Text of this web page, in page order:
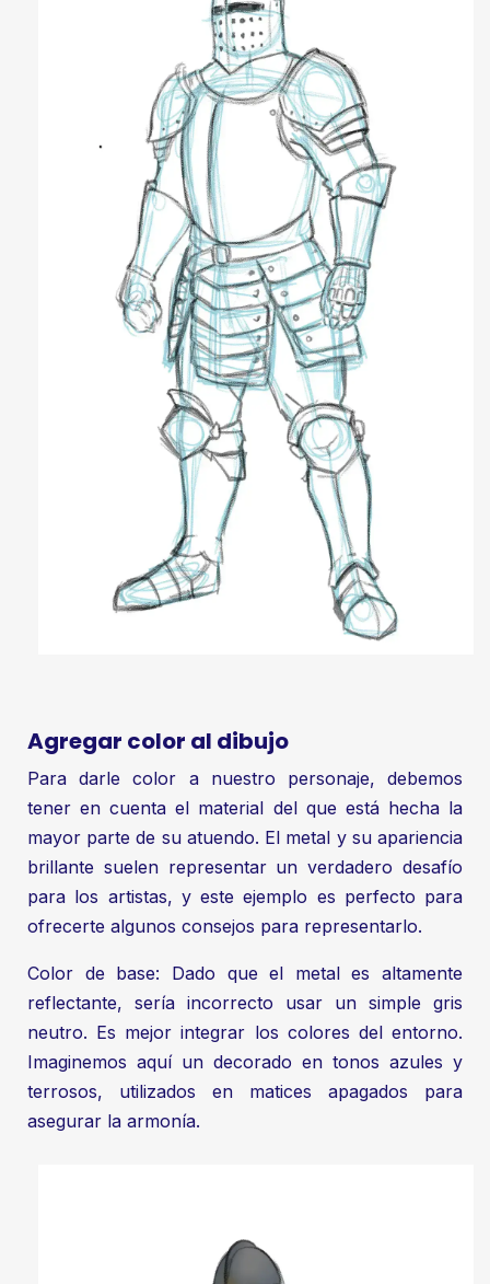
Agregar color al dibujo
Para darle color a nuestro personaje, debemos
tener en cuenta el material del que está hecha la
mayor parte de su atuendo. El metal y su apariencia
brillante suelen representar un verdadero desafío
para los artistas, y este ejemplo es perfecto para
ofrecerte algunos consejos para representarlo.
Color de base: Dado que el metal es altamente
reflectante, sería incorrecto usar un simple gris
neutro. Es mejor integrar los colores del entorno.
Imaginemos aquí un decorado en tonos azules y
terrosos, utilizados en matices apagados para
asegurar la armonía.